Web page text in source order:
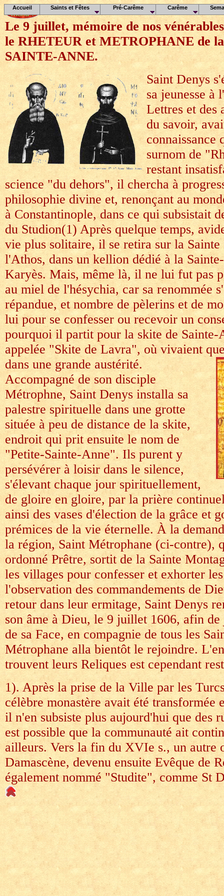
Le 9 juillet, mémoire de nos
le RHETEUR et METROPHANE de
SAINTE-ANNE.
Saint Denys
sa jeunesse à
Lettres et des
du savoir,
surnom de
restant
science "du dehors", il chercha à
philosophie divine et, renonçant au
à Constantinople, dans ce qui subsistait
du Studion(1) Après quelque temps,
vie plus solitaire, il se retira sur la Sainte
l'Athos, dans un kellion dédié à la
Karyès. Mais, même là, il ne lui fut pas
au miel de l'hésychia, car sa renommée
répandue, et nombre de pèlerins et de
lui pour se confesser ou recevoir un
pourquoi il partit pour la skite de Sainte-
appelée "Skite de Lavra", où vivaient
dans une grande austérité.
Accompagné de son disciple
Métrophne, Saint Denys installa sa
palestre spirituelle dans une grotte
située à peu de distance de la skite,
endroit qui prit ensuite le nom de
"Petite-Sainte-Anne". Ils purent y
persévérer à loisir dans le silence,
s'élevant chaque jour spirituellement,
de gloire en gloire, par la prière
ainsi des vases d'élection de la grâce et
prémices de la vie éternelle. À la
la région, Saint Métrophane (ci-contre),
ordonné Prêtre, sortit de la Sainte
les villages pour confesser et exhorter
l'observation des commandements de
retour dans leur ermitage, Saint Denys
son âme à Dieu, le 9 juillet 1606, afin
de sa Face, en compagnie de tous les
Métrophane alla bientôt le rejoindre.
trouvent leurs Reliques est cependant
1). Après la prise de la Ville par les
célèbre monastère avait été transformée
il n'en subsiste plus aujourd'hui que des
est possible que la communauté ait
ailleurs. Vers la fin du XVIe s., un autre
Damascène, devenu ensuite Evêque de
également nommé "Studite", comme St
Accueil Saints et Fêtes Pré-Carême Carême